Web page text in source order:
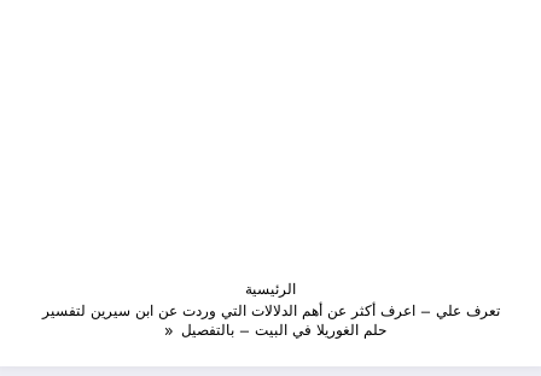
الرئيسية
تعرف علي – اعرف أكثر عن أهم الدلالات التي وردت عن ابن سيرين لتفسير
حلم الغوريلا في البيت – بالتفصيل